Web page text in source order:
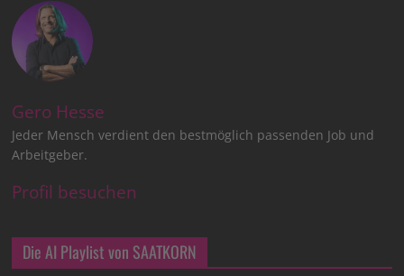
Gero Hesse
Jeder Mensch verdient den bestmöglich passenden Job und
Arbeitgeber.
Profil besuchen
Die AI Playlist von SAATKORN